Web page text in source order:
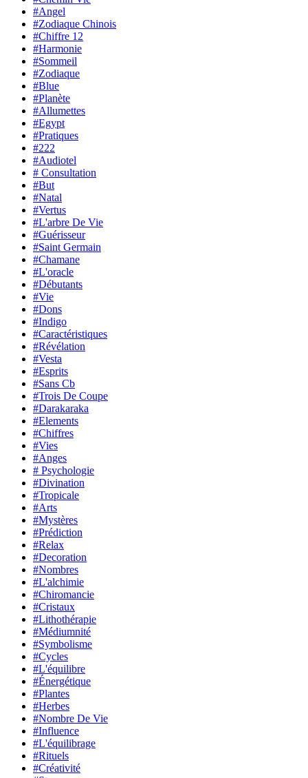
#Angel
#Zodiaque Chinois
#Chiffre 12
#Harmonie
#Sommeil
#Zodiaque
#Blue
#Planète
#Allumettes
#Egypt
#Pratiques
#222
#Audiotel
# Consultation
#But
#Natal
#Vertus
#L'arbre De Vie
#Guérisseur
#Saint Germain
#Chamane
#L'oracle
#Débutants
#Vie
#Dons
#Indigo
#Caractéristiques
#Révélation
#Vesta
#Esprits
#Sans Cb
#Trois De Coupe
#Darakaraka
#Elements
#Chiffres
#Vies
#Anges
# Psychologie
#Divination
#Tropicale
#Arts
#Mystères
#Prédiction
#Relax
#Decoration
#Nombres
#L'alchimie
#Chiromancie
#Cristaux
#Lithothérapie
#Médiumnité
#Symbolisme
#Cycles
#L'équilibre
#Énergétique
#Plantes
#Herbes
#Nombre De Vie
#Influence
#L'équilibrage
#Rituels
#Créativité